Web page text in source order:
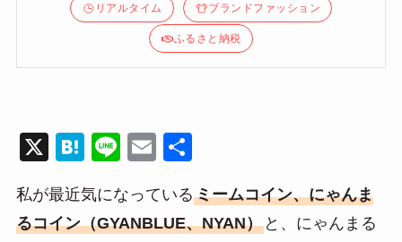
リアルタイム ブランドファッション
ふるさと納税
X
H
e
n
Li
e
E
ail
私が最近気になっているミームコイン、にゃんま
るコイン（GYANBLUE、NYAN）と、にゃんまる